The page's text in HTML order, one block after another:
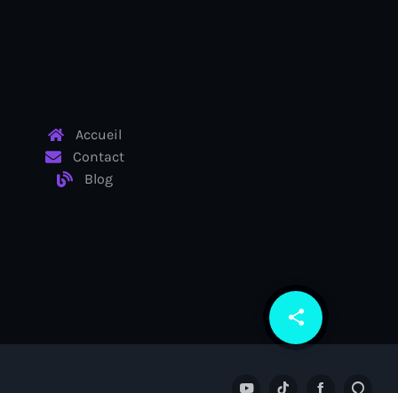
share
email
Accueil
Contact
Blog